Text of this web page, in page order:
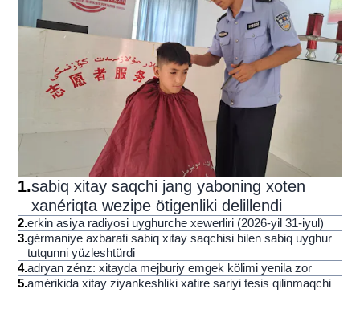
1.sabiq xitay saqchi jang yaboning xoten
xanériqta wezipe ötigenliki delillendi
2.erkin asiya radiyosi uyghurche xewerliri (2026-yil 31-iyul)
3.gérmaniye axbarati sabiq xitay saqchisi bilen sabiq uyghur
tutqunni yüzleshtürdi
4.adryan zénz: xitayda mejburiy emgek kölimi yenila zor
5.amérikida xitay ziyankeshliki xatire sariyi tesis qilinmaqchi